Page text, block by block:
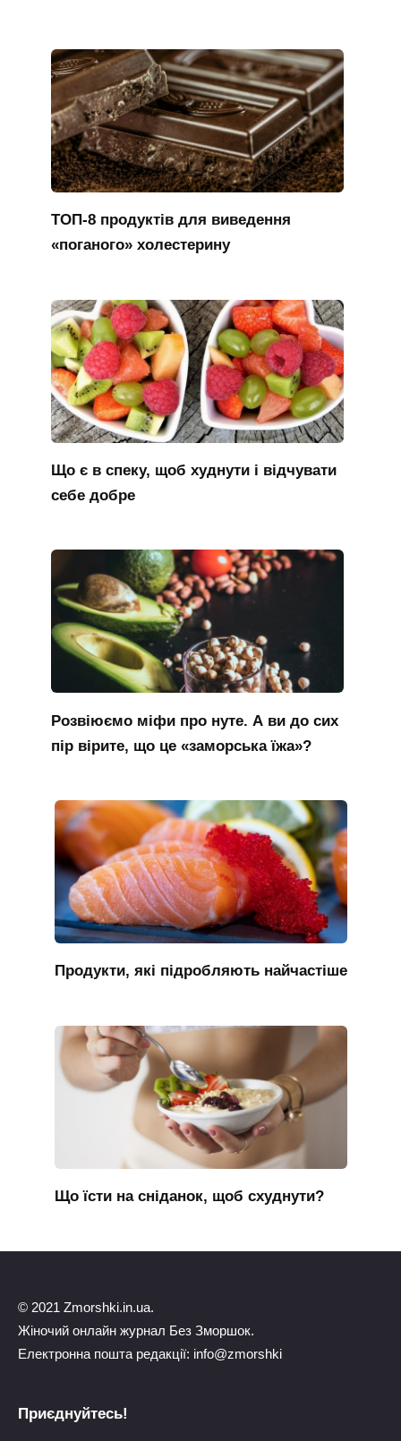
ТОП-8 продуктів для виведення
«поганого» холестерину
Що є в спеку, щоб худнути і відчувати
себе добре
Розвіюємо міфи про нуте. А ви до сих
пір вірите, що це «заморська їжа»?
Продукти, які підробляють найчастіше
Що їсти на сніданок, щоб схуднути?
© 2021 Zmorshki.in.ua.
Жіночий онлайн журнал Без Зморшок.
Електронна пошта редакції: info@zmorshki
Приєднуйтесь!